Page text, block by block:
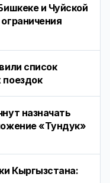
и Чуйской
список
назначать
«Тундук»
Кыргызстана: